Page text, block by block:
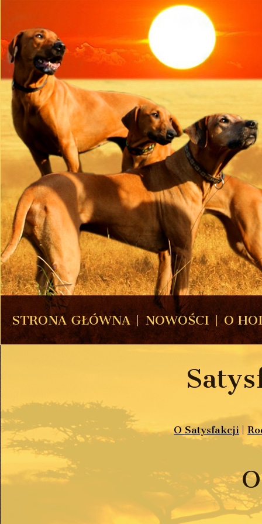
STRONA GŁÓWNA | NOWOŚCI | O
O Satysfakcji